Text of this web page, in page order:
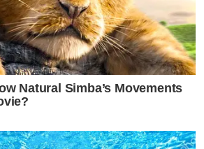
Natural Simba’s Movements